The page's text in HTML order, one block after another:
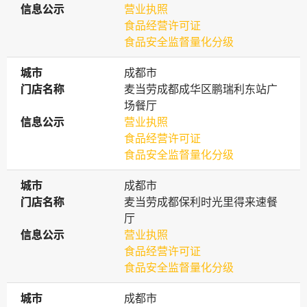
信息公示
信息公示
营业执照
食品经营许可证
食品安全监督量化分级
城市
城市
成都市
门店名称
门店名称
麦当劳成都成华区鹏瑞利东站广
场餐厅
信息公示
信息公示
营业执照
食品经营许可证
食品安全监督量化分级
城市
城市
成都市
门店名称
门店名称
麦当劳成都保利时光里得来速餐
厅
信息公示
信息公示
营业执照
食品经营许可证
食品安全监督量化分级
城市
城市
成都市